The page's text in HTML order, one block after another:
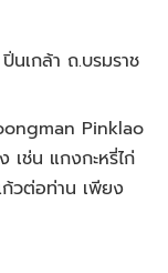
นเกล้า ถ.บรมราช
Pinklao
เช่น แกงกะหรี่ไก่
วต่อท่าน เพียง